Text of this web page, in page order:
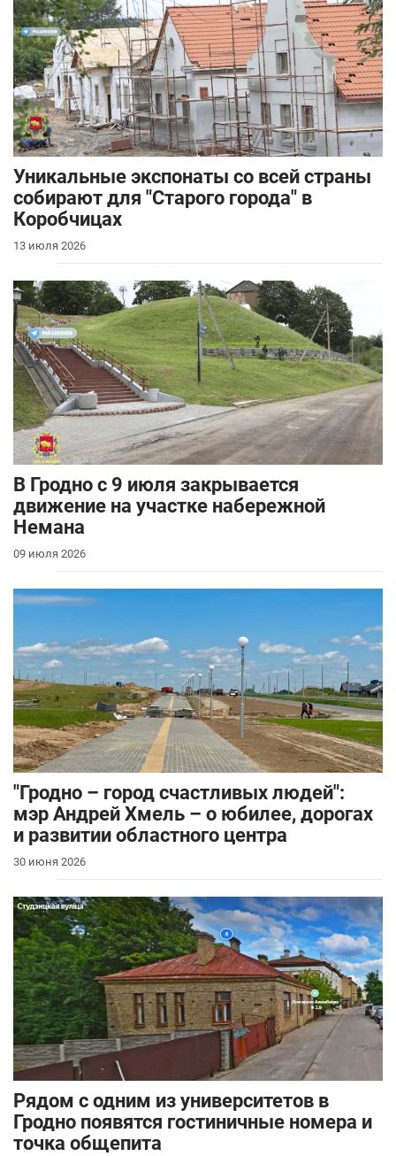
Уникальные экспонаты со всей страны
собирают для "Старого города" в
Коробчицах
13 июля 2026
В Гродно с 9 июля закрывается
движение на участке набережной
Немана
09 июля 2026
"Гродно – город счастливых людей":
мэр Андрей Хмель – о юбилее, дорогах
и развитии областного центра
30 июня 2026
Рядом с одним из университетов в
Гродно появятся гостиничные номера и
точка общепита